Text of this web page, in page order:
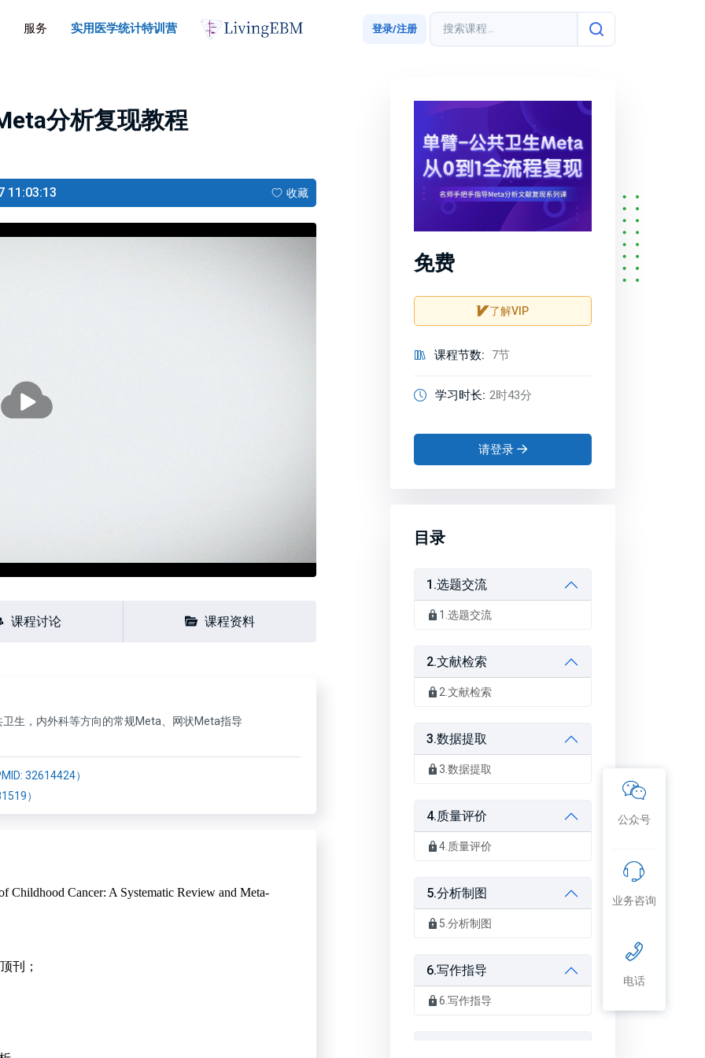
服务 实用医学统计特训营 登录/注册
分析复现教程
11:03:13 收藏
放
课程讨论 课程资料
生，内外科等方向的常规Meta、网状Meta指导
32614424）
）
免费
了解VIP
课程节数: 7节
学习时长: 2时43分
请登录
目录
1.选题交流
1.选题交流
2.文献检索
2.文献检索
3.数据提取
3.数据提取
4.质量评价
4.质量评价
5.分析制图
5.分析制图
6.写作指导
6.写作指导
公众号
业务咨询
电话